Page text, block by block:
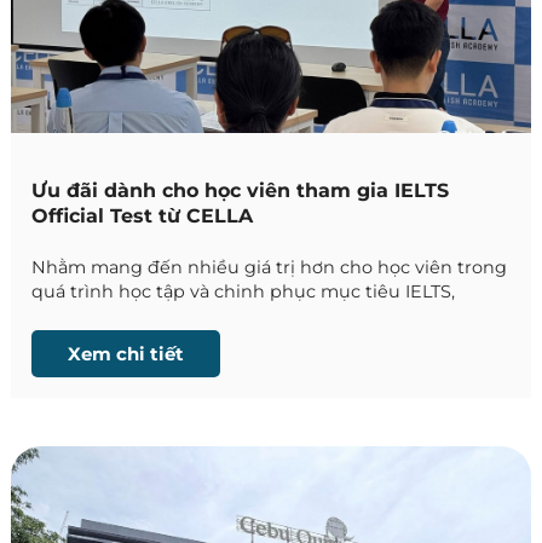
Ưu đãi dành cho học viên tham gia IELTS
Official Test từ CELLA
Nhằm mang đến nhiều giá trị hơn cho học viên trong
quá trình học tập và chinh phục mục tiêu IELTS,
trình ưu đãi phí thi Official IELTS CBT năm học 2026
Xem chi tiết